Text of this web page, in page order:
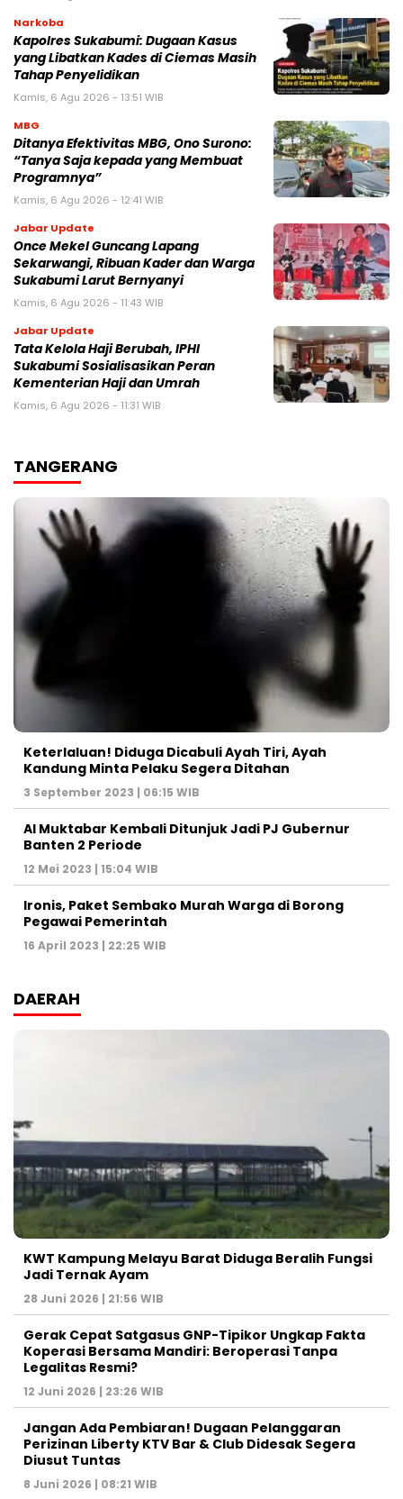
Narkoba
Kapolres Sukabumi: Dugaan Kasus
yang Libatkan Kades di Ciemas Masih
Tahap Penyelidikan
Kamis, 6 Agu 2026 - 13:51 WIB
MBG
‎Ditanya Efektivitas MBG, Ono Surono:
“Tanya Saja kepada yang Membuat
Programnya”‎
Kamis, 6 Agu 2026 - 12:41 WIB
Jabar Update
Once Mekel Guncang Lapang
Sekarwangi, Ribuan Kader dan Warga
Sukabumi Larut Bernyanyi
Kamis, 6 Agu 2026 - 11:43 WIB
Jabar Update
Tata Kelola Haji Berubah, IPHI
Sukabumi Sosialisasikan Peran
Kementerian Haji dan Umrah
Kamis, 6 Agu 2026 - 11:31 WIB
TANGERANG
Keterlaluan! Diduga Dicabuli Ayah Tiri, Ayah
Kandung Minta Pelaku Segera Ditahan
3 September 2023 | 06:15 WIB
Al Muktabar Kembali Ditunjuk Jadi PJ Gubernur
Banten 2 Periode
12 Mei 2023 | 15:04 WIB
Ironis, Paket Sembako Murah Warga di Borong
Pegawai Pemerintah
16 April 2023 | 22:25 WIB
DAERAH
KWT Kampung Melayu Barat Diduga Beralih Fungsi
Jadi Ternak Ayam
28 Juni 2026 | 21:56 WIB
Gerak Cepat Satgasus GNP-Tipikor Ungkap Fakta
Koperasi Bersama Mandiri: Beroperasi Tanpa
Legalitas Resmi?
12 Juni 2026 | 23:26 WIB
Jangan Ada Pembiaran! Dugaan Pelanggaran
Perizinan Liberty KTV Bar & Club Didesak Segera
Diusut Tuntas
8 Juni 2026 | 08:21 WIB